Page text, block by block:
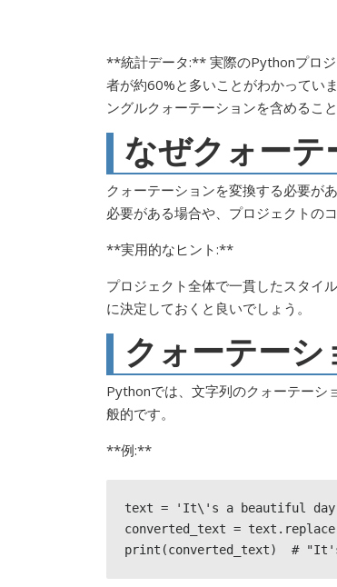
**統計データ:** 実際のPythonプロ
者が約60%と多いことがわかってい
ングルクォーテーションを含めるこ
なぜクォーテ
クォーテーションを変換する必要が
必要がある場合や、プロジェクトの
**実用的なヒント:**
プロジェクト全体で一貫したスタイ
に決定しておくと良いでしょう。
クォーテーシ
Pythonでは、文字列のクォーテーシ
般的です。
**例:**
text = 'It\'s a beautiful
converted_text =
print(converted_text)  #